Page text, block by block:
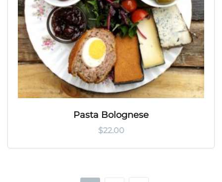
Pasta Bolognese
$22.00